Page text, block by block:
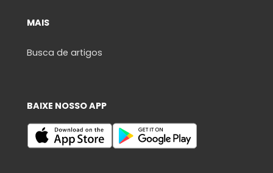
MAIS
Busca de artigos
BAIXE NOSSO APP